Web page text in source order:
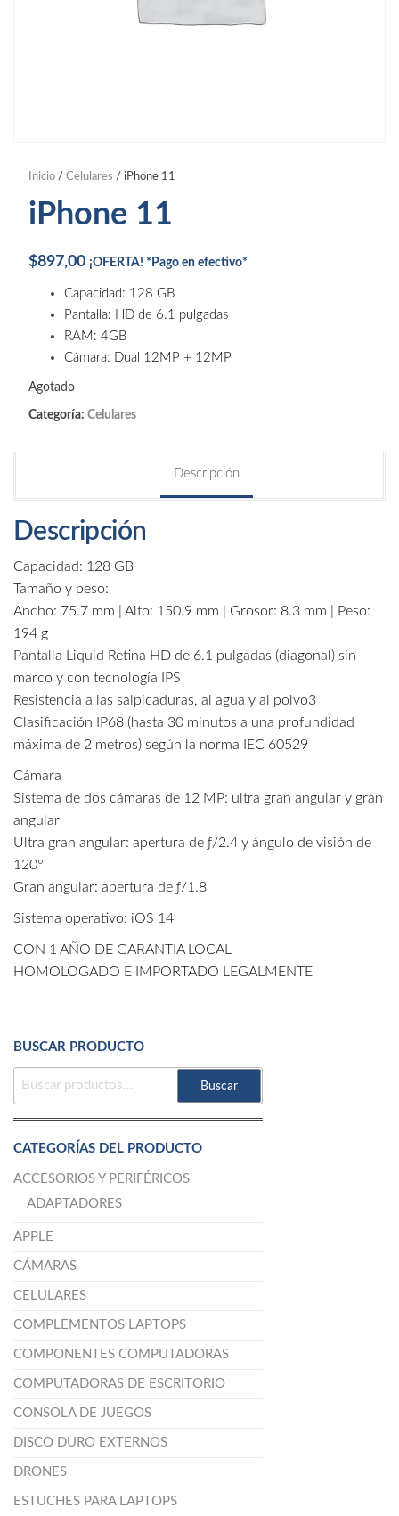
Inicio/ Celulares / iPhone 11
iPhone 11
$897,00 ¡OFERTA! *Pago en efectivo*
Capacidad: 128 GB
Pantalla: HD de 6.1 pulgadas
RAM: 4GB
Cámara: Dual 12MP + 12MP
Agotado
Categoría: Celulares
Descripción
Descripción
Capacidad: 128 GB
Tamaño y peso:
Ancho: 75.7 mm | Alto: 150.9 mm | Grosor: 8.3 mm | Peso:
194 g
Pantalla Liquid Retina HD de 6.1 pulgadas (diagonal) sin
marco y con tecnología IPS
Resistencia a las salpicaduras, al agua y al polvo3
Clasificación IP68 (hasta 30 minutos a una profundidad
máxima de 2 metros) según la norma IEC 60529
Cámara
Sistema de dos cámaras de 12 MP: ultra gran angular y gran
angular
Ultra gran angular: apertura de ƒ/2.4 y ángulo de visión de
120°
Gran angular: apertura de ƒ/1.8
Sistema operativo: iOS 14
CON 1 AÑO DE GARANTIA LOCAL
HOMOLOGADO E IMPORTADO LEGALMENTE
BUSCAR PRODUCTO
BUSCAR
Buscar
CATEGORÍAS DEL PRODUCTO
ACCESORIOS Y PERIFÉRICOS
ADAPTADORES
APPLE
CÁMARAS
CELULARES
COMPLEMENTOS LAPTOPS
COMPONENTES COMPUTADORAS
COMPUTADORAS DE ESCRITORIO
CONSOLA DE JUEGOS
DISCO DURO EXTERNOS
DRONES
ESTUCHES PARA LAPTOPS